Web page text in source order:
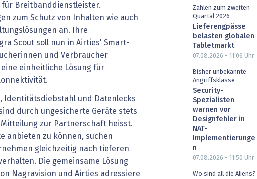
für Breitbanddienstleister.
zum Schutz von Inhalten wie auch
an. Ihre
Scout soll nun in Airties' Smart-
und Verbraucher
einheitliche Lösung für
Identitätsdiebstahl und Datenlecks
durch ungesicherte Geräte stets
zur Partnerschaft heisst.
anbieten zu können, suchen
gleichzeitig nach tieferen
Die gemeinsame Lösung
Nagravision und Airties adressiere
Zahlen zum zweiten
Quartal 2026
Lieferengpässe
belasten globalen
Tabletmarkt
07.08.2026 - 11:06 Uhr
Bisher unbekannte
Angriffsklasse
Security-
Spezialisten
warnen vor
Designfehler in
NAT-
Implementierunge
n
07.08.2026 - 11:50 Uhr
Wo sind all die Aliens?